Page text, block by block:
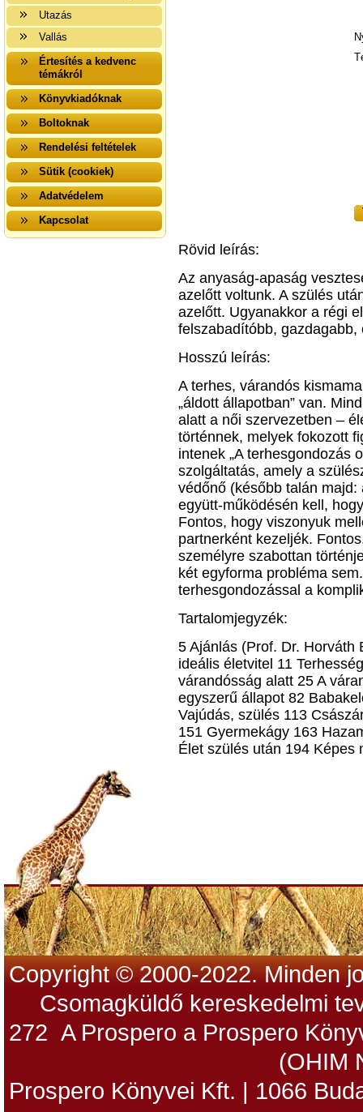
Utazás
Vallás
Értesítés a kedvenc
témákról
Könyvkiadóknak
Boltoknak
Rendelési feltételek
Sütik (cookiek)
Adatvédelem
Kapcsolat
Rövid leírás:
Az anyaság-apaság
azelőtt voltunk. A szülés
azelőtt. Ugyanakkor a régi
felszabadítóbb, gazdagabb,
Hosszú leírás:
A terhes, várandós
„áldott állapotban” van.
alatt a női szervezetben –
történnek, melyek fokozott
intenek „A terhesgondozás
szolgáltatás, amely a
védőnő (később talán
együtt-működésén kell,
Fontos, hogy viszonyuk
partnerként kezeljék.
személyre szabottan
két egyforma probléma
terhesgondozással a
Tartalomjegyzék:
5 Ajánlás (Prof. Dr. Horváth
ideális életvitel 11
várandósság alatt 25 A
egyszerű állapot 82
Vajúdás, szülés 113
151 Gyermekágy 163
Élet szülés után 194 Képes
Copyright © 2000-2022. Minden
Csomagküldő kereskedelmi
272 A Prospero a Prospero
(OHIM
Prospero Könyvei Kft. | 1066